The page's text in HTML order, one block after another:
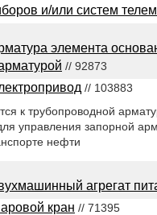
и/или систем
элемента
// 92873
// 103883
к трубопроводной
управления запорной
нефти
агрегат
кран // 71395